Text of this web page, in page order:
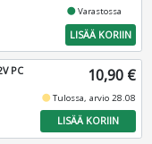
fiber_manual_recordVarastossa
LISÄÄ KORIIN
PC
10,90 €
fiber_manual_recordTulossa, arvio 28.08
LISÄÄ KORIIN